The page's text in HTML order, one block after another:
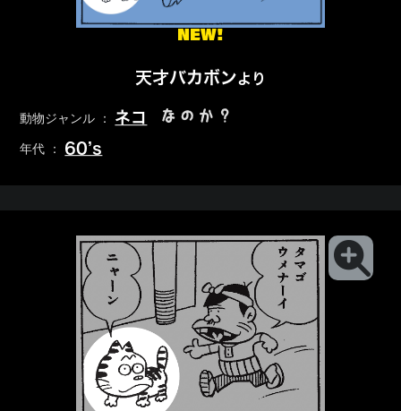
NEW!
天才バカボンより
動物ジャンル ： ネコ なのか？
年代 ： 60’s